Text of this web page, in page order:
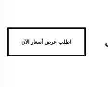
اطلب عرض أسعار الآن